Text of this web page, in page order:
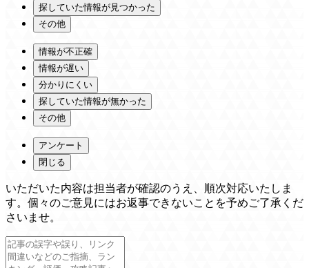
探していた情報が見つかった
その他
情報が不正確
情報が遅い
分かりにくい
探していた情報が無かった
その他
アンケート
閉じる
いただいた内容は担当者が確認のうえ、順次対応いたしま
す。個々のご意見にはお返事できないことを予めご了承くだ
さいませ。